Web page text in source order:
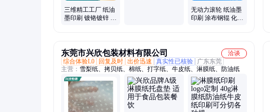
三维精工工厂 纸油
墨印刷 镀铬镀锌 去
无动力滚轮 纸油墨
印刷 涂布钢辊 化学
东莞市兴欣包装材料有限公司
洽谈
综合体验L0
回复及时 出价迅速 真实性已核验
广东东莞
主营： 雪梨纸、拷贝纸、棉纸、打字纸、牛皮纸、淋膜纸、防油纸